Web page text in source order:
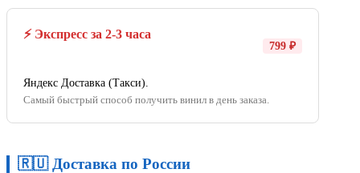
⚡ Экспресс за 2-3 часа
799 ₽
Яндекс Доставка (Такси).
Самый быстрый способ получить винил в день заказа.
🇷🇺 Доставка по России